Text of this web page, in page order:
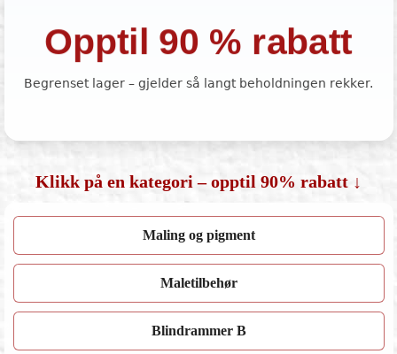
Opptil 90 % rabatt
Begrenset lager – gjelder så langt beholdningen rekker.
Klikk på en kategori – opptil 90% rabatt ↓
Maling og pigment
Maletilbehør
Blindrammer B